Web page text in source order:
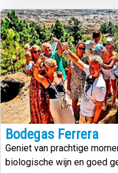
Bodegas Ferrera
Geniet van prachtige
biologische wijn en goed